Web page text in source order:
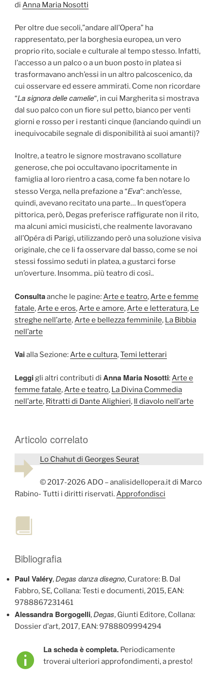
di Anna Maria Nosotti
Per oltre due secoli,”andare all’Opera” ha
rappresentato, per la borghesia europea, un vero
proprio rito, sociale e culturale al tempo stesso. Infatti,
l’accesso a un palco o a un buon posto in platea si
trasformavano anch’essi in un altro palcoscenico, da
cui osservare ed essere ammirati. Come non ricordare
“La signora delle camelie“, in cui Margherita si mostrava
dal suo palco con un fiore sul petto, bianco per venti
giorni e rosso per i restanti cinque (lanciando quindi un
inequivocabile segnale di disponibilità ai suoi amanti)?
Inoltre, a teatro le signore mostravano scollature
generose, che poi occultavano ipocritamente in
famiglia al loro rientro a casa, come fa ben notare lo
stesso Verga, nella prefazione a “Eva“: anch’esse,
quindi, avevano recitato una parte… In quest’opera
pittorica, però, Degas preferisce raffigurate non il rito,
ma alcuni amici musicisti, che realmente lavoravano
all’Opéra di Parigi, utilizzando però una soluzione visiva
originale, che ce li fa osservare dal basso, come se noi
stessi fossimo seduti in platea, a gustarci forse
un’overture. Insomma.. più teatro di così..
Consultaanche le pagine: Arte e teatro, Arte e femme
fatale, Arte e eros, Arte e amore, Arte e letteratura, Le
streghe nell’arte, Arte e bellezza femminile, La Bibbia
nell’arte
Vaialla Sezione:Arte e cultura,Temi letterari
Leggi gli altri contributi di Anna Maria Nosotti: Arte e
femme fatale, Arte e teatro, La Divina Commedia
nell’arte, Ritratti di Dante Alighieri, Il diavolo nell’arte
Articolo correlato
Lo Chahut di Georges Seurat
© 2017-2026 ADO – analisidellopera.it di Marco
Rabino- Tutti i diritti riservati. Approfondisci
Bibliografia
Paul Valéry, Degas danza disegno, Curatore: B. Dal
Fabbro, SE, Collana: Testi e documenti, 2015, EAN:
9788867231461
Alessandra Borgogelli, Degas, Giunti Editore, Collana:
Dossier d’art, 2017, EAN: 9788809994294
La scheda è completa. Periodicamente
troverai ulteriori approfondimenti, a presto!